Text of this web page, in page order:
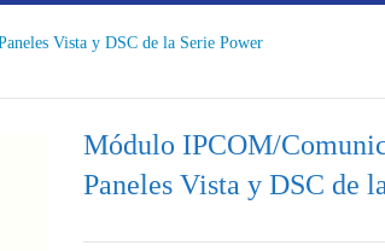
Vista y DSC de la Serie Power
Módulo IPCOM/
Paneles Vista y DSC de